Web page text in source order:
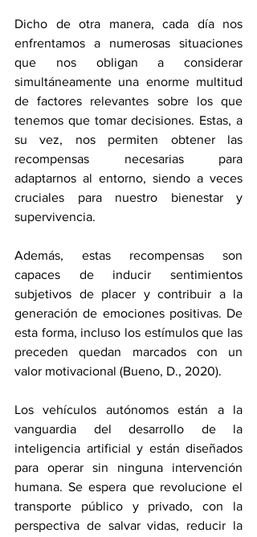
Dicho de otra manera, cada día nos
enfrentamos a numerosas situaciones
que nos obligan a considerar
simultáneamente una enorme multitud
de factores relevantes sobre los que
tenemos que tomar decisiones. Estas, a
su vez, nos permiten obtener las
recompensas necesarias para
adaptarnos al entorno, siendo a veces
cruciales para nuestro bienestar y
supervivencia.
Además, estas recompensas son
capaces de inducir sentimientos
subjetivos de placer y contribuir a la
generación de emociones positivas. De
esta forma, incluso los estímulos que las
preceden quedan marcados con un
valor motivacional (Bueno, D., 2020).
Los vehículos autónomos están a la
vanguardia del desarrollo de la
inteligencia artificial y están diseñados
para operar sin ninguna intervención
humana. Se espera que revolucione el
transporte público y privado, con la
perspectiva de salvar vidas, reducir la